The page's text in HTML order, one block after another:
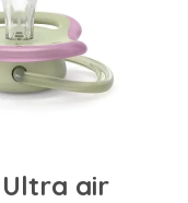
Ultra air